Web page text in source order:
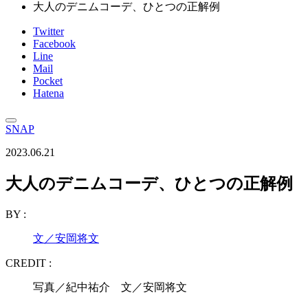
大人のデニムコーデ、ひとつの正解例
Twitter
Facebook
Line
Mail
Pocket
Hatena
SNAP
2023.06.21
大人のデニムコーデ、ひとつの正解例
BY :
文／安岡将文
CREDIT :
写真／紀中祐介 文／安岡将文